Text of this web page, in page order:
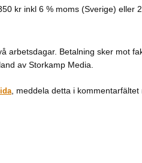
kr inkl 6 % moms (Sverige) eller
arbetsdagar. Betalning sker mot
av Storkamp Media.
, meddela detta i kommentarfältet